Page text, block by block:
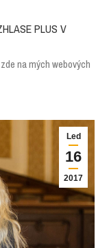
PLUS V
na mých webových
Led
16
2017